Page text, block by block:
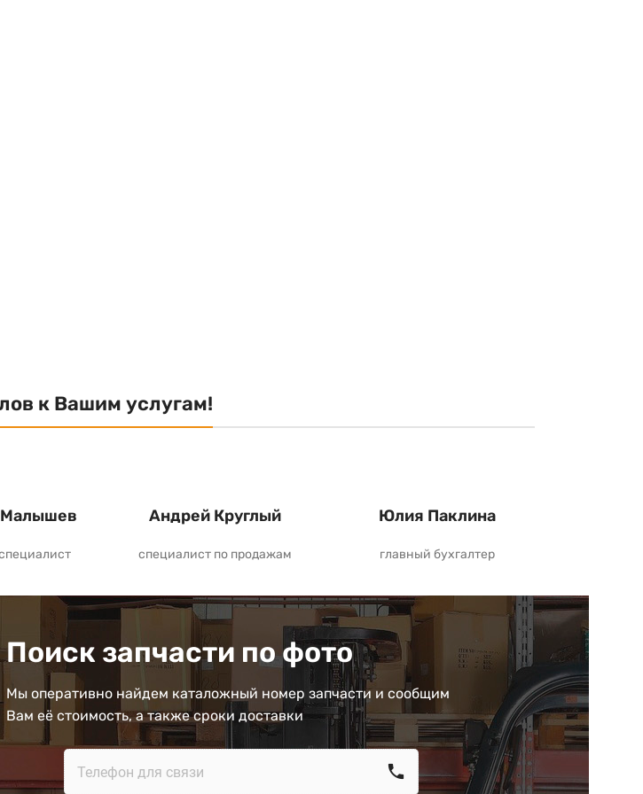
к Вашим услугам!
Малышев Андрей Круглый
специалист по продажам
Юлия Паклина
главный бухгалтер
Поиск запчасти по фото
Мы оперативно найдем каталожный номер запчасти и сообщим
Вам её стоимость, а также сроки доставки
call